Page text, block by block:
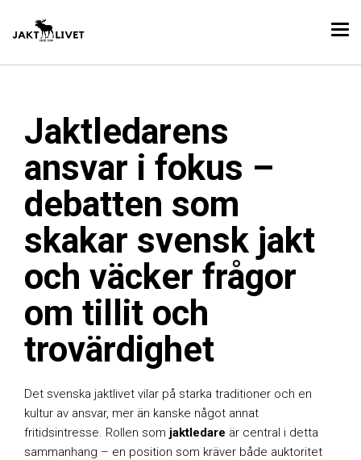
Jaktledarens
ansvar i fokus –
debatten som
skakar svensk jakt
och väcker frågor
om tillit och
trovärdighet
Det svenska jaktlivet vilar på starka traditioner och en
kultur av ansvar, mer än kanske något annat
fritidsintresse. Rollen som jaktledare är central i detta
sammanhang – en position som kräver både auktoritet